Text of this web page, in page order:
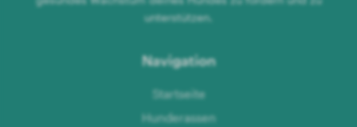
unterstützen.
Navigation
Startseite
Hunderassen